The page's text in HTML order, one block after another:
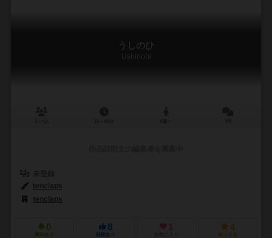
うしのひ
Ushinohi
tenclaps
tenclaps
0
興味あり
8
経験あり
1
お気に入り
4
持ってる